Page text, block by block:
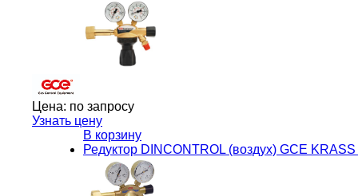
Цена: по запросу
Узнать цену
В корзину
Редуктор DINCONTROL (воздух) GCE